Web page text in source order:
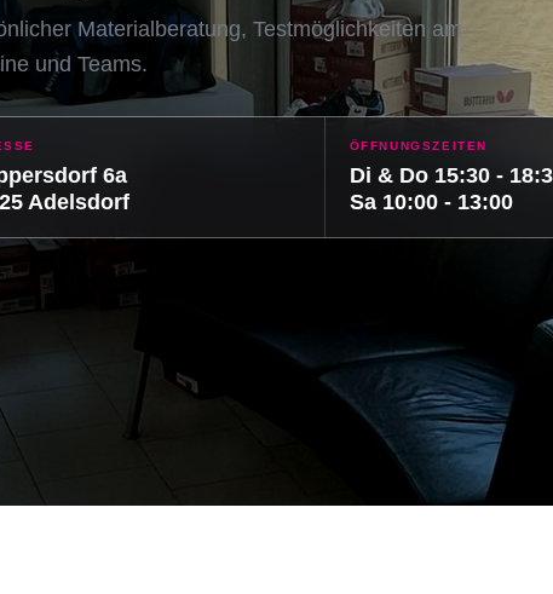
Materialberatung, Testmöglichkeiten am
und Teams.
6a
Adelsdorf
ÖFFNUNGSZEITEN
Di & Do 15:30 -
Sa 10:00 - 13:00